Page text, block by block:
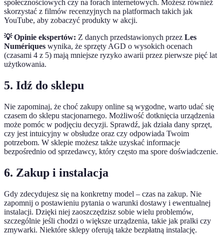
społecznościowych czy na forach internetowych. Możesz również
skorzystać z filmów recenzyjnych na platformach takich jak
YouTube, aby zobaczyć produkty w akcji.
💡 Opinie ekspertów: Z danych przedstawionych przez Les
Numériques wynika, że sprzęty AGD o wysokich ocenach
(czasami 4 z 5) mają mniejsze ryzyko awarii przez pierwsze pięć lat
użytkowania.
5. Idź do sklepu
Nie zapominaj, że choć zakupy online są wygodne, warto udać się
czasem do sklepu stacjonarnego. Możliwość dotknięcia urządzenia
może pomóc w podjęciu decyzji. Sprawdź, jak działa dany sprzęt,
czy jest intuicyjny w obsłudze oraz czy odpowiada Twoim
potrzebom. W sklepie możesz także uzyskać informacje
bezpośrednio od sprzedawcy, który często ma spore doświadczenie.
6. Zakup i instalacja
Gdy zdecydujesz się na konkretny model – czas na zakup. Nie
zapomnij o postawieniu pytania o warunki dostawy i ewentualnej
instalacji. Dzięki niej zaoszczędzisz sobie wielu problemów,
szczególnie jeśli chodzi o większe urządzenia, takie jak pralki czy
zmywarki. Niektóre sklepy oferują także bezpłatną instalację.